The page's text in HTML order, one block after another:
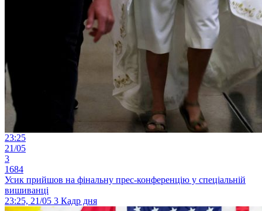
23:25
21/05
3
1684
Усик прийшов на фінальну прес-конференцію у спеціальній
вишиванці
23:25, 21/05 3 Кадр дня